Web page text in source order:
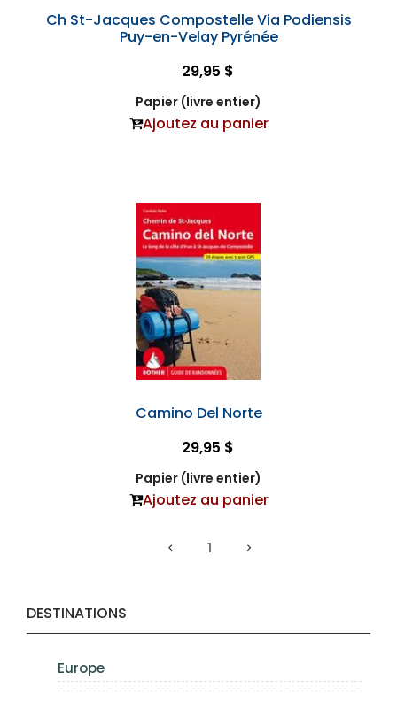
DESTINATIONS
Europe
Ch St-Jacques Compostelle Via Podiensis
Puy-en-Velay Pyrénée
29,95 $
Papier (livre entier)
Ajoutez au panier
Camino Del Norte
29,95 $
Papier (livre entier)
Ajoutez au panier
1